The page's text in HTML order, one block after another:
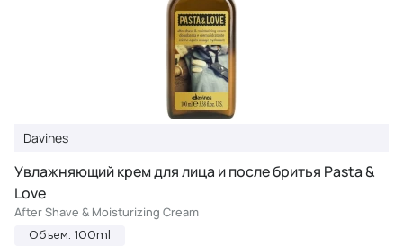
Davines
Увлажняющий крем для лица и после бритья Pasta &
Love
After Shave & Moisturizing Cream
Объем: 100ml